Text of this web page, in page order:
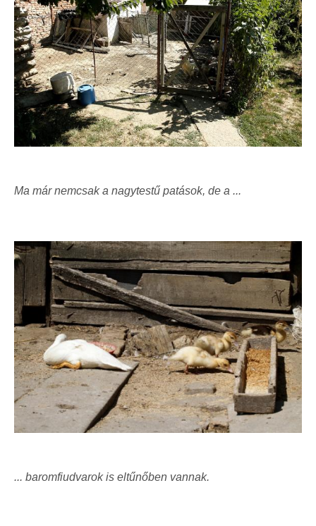
Ma már nemcsak a nagytestű patások, de a ...
... baromfiudvarok is eltűnőben vannak.